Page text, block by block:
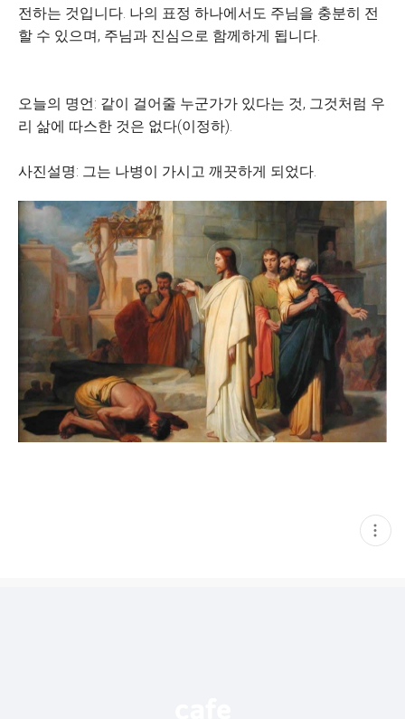
전하는 것입니다. 나의 표정 하나에서도 주님을 충분히 전
할 수 있으며, 주님과 진심으로 함께하게 됩니다.
오늘의 명언: 같이 걸어줄 누군가가 있다는 것, 그것처럼 우
리 삶에 따스한 것은 없다(이정하).
사진설명: 그는 나병이 가시고 깨끗하게 되었다.
현
재